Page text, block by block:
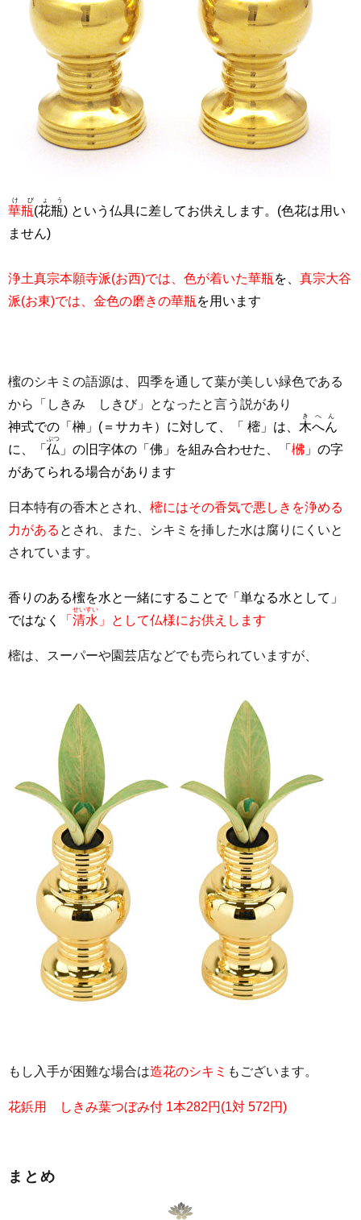
華瓶(花瓶)
けびょう
という仏具に差してお供えします。(色花は用い
ません)
浄土真宗本願寺派(お西)では、色が着いた華瓶を、 真宗大谷
派(お東)では、金色の磨きの華瓶を用います
櫁のシキミの語源は、四季を通して葉が美しい緑色である
から「しきみ しきび」となったと言う説があり
神式での「榊」(＝サカキ）に対して、「 樒」は、 木へん
きへん
に、「 仏
ぶつ
」の旧字体の「佛」を組み合わせた、「 梻 」の字
があてられる場合があります
日本特有の香木とされ、 樒にはその香気で悪しきを浄める
力がある とされ、また、シキミを挿した水は腐りにくいと
されています。
香りのある櫁を水と一緒にすることで「単なる水として」
ではなく
「 清水
せいすい
」として仏様にお供えします
樒は、スーパーや園芸店などでも売られていますが、
もし入手が困難な場合は造花のシキミ もございます。
花鋲用 しきみ葉つぼみ付 1本282円(1対 572円)
まとめ